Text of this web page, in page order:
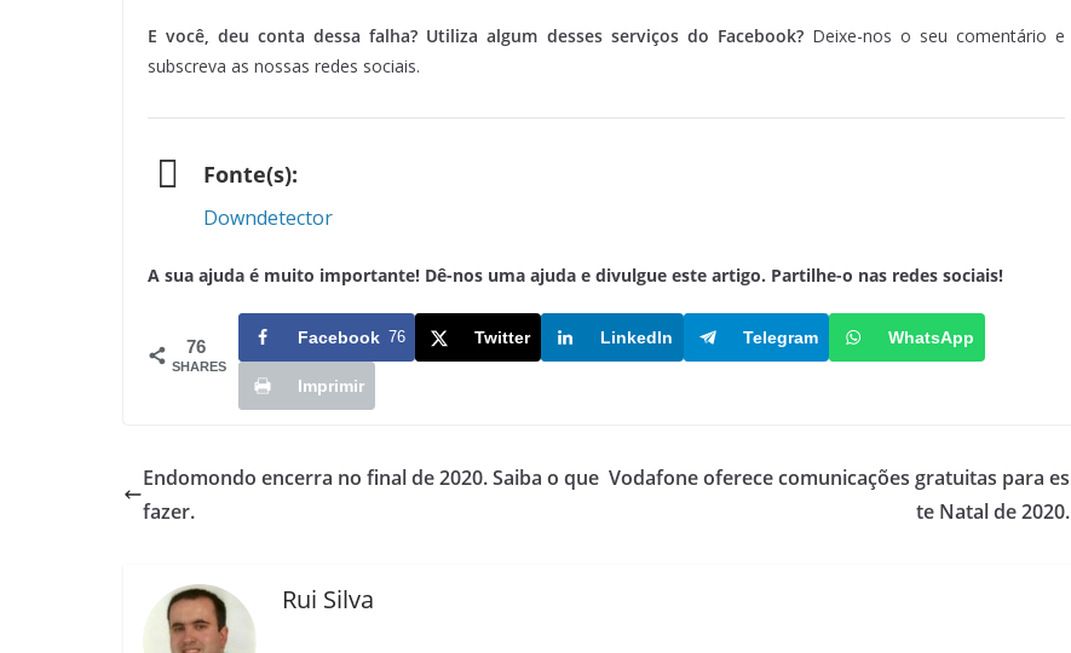
E você, deu conta dessa falha? Utiliza algum desses serviços do Facebook?Deixe-nos o seu comentário e
subscreva as nossas redes sociais.
Fonte(s):
Downdetector
A sua ajuda é muito importante! Dê-nos uma ajuda e divulgue este artigo. Partilhe-o nas redes sociais!
76
SHARES
Facebook 76 Twitter LinkedIn Telegram WhatsApp
Imprimir
Endomondo encerra no final de 2020. Saiba o que
fazer.
Vodafone oferece comunicações gratuitas para es
te Natal de 2020.
Rui Silva